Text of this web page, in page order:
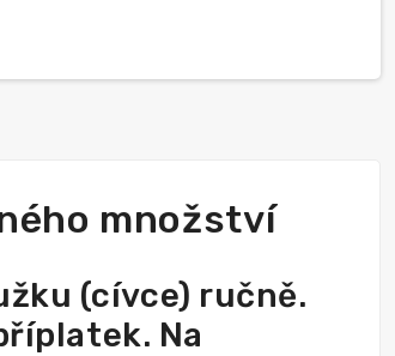
množství
(cívce) ručně.
Na